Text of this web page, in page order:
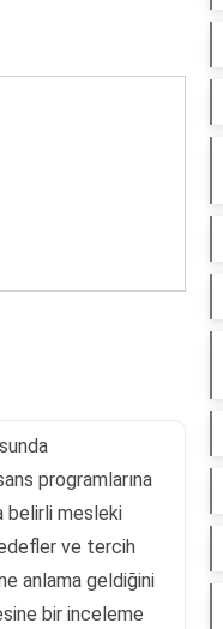
programlarına
belirli mesleki
ve tercih
anlama geldiğini
bir inceleme